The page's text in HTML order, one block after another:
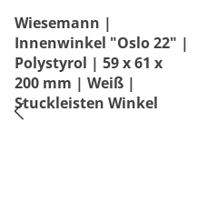
Wiesemann |
Innenwinkel "Oslo 22" |
Polystyrol | 59 x 61 x
200 mm | Weiß |
Stuckleisten Winkel